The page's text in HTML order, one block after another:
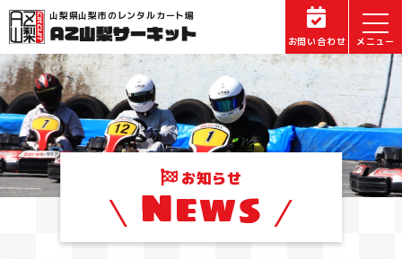
山梨県山梨市のレンタルカート場
お問い合わせ
お知らせ
News